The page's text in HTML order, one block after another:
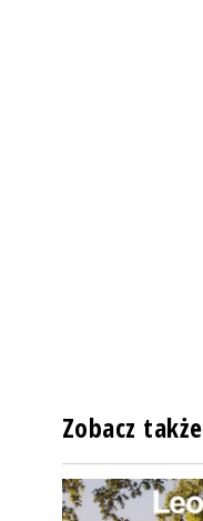
Zobacz także